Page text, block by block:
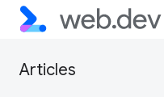
Articles